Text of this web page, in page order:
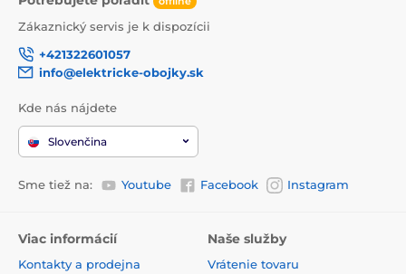
Zákaznický servis je k dispozícii
+421322601057
info@elektricke-obojky.sk
Kde nás nájdete
Slovenčina
Sme tiež na: Youtube Facebook Instagram
Viac informácií
Kontakty a prodejna
Naše služby
Vrátenie tovaru